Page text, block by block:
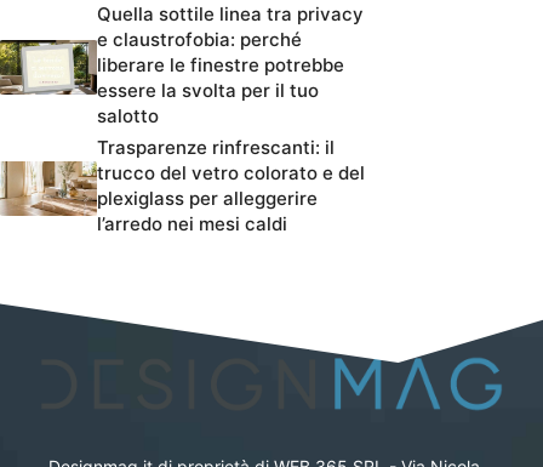
Quella sottile linea tra privacy
e claustrofobia: perché
liberare le finestre potrebbe
essere la svolta per il tuo
salotto
Trasparenze rinfrescanti: il
trucco del vetro colorato e del
plexiglass per alleggerire
l’arredo nei mesi caldi